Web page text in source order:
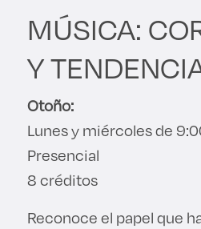
MÚSICA:
Y
Otoño:
Lunes y miércoles de
Presencial
8 créditos
Reconoce el papel que